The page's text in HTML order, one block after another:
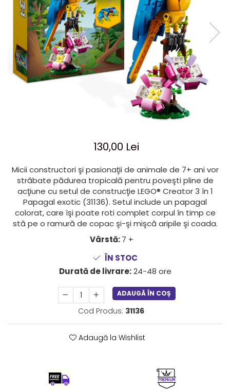
Jocuri cu dinozauri
Jucării de pluș
Jocuri educative pentru
școală/grădiniță
Agende
Cărţi de colorat, activități, apa
Accesorii diverse
LEGO Friends
LEGO Ninjago
LEGO Minecraft
LEGO DREAMZzz
LEGO Star Wars
LEGO Jurassic World
LEGO Sonic the Hedgehog
LEGO Wicked
LEGO Animal Crossing
LEGO Architecture
LEGO Speed Champions
130,00 Lei
Micii constructori şi pasionaţii de animale de 7+ ani vor
străbate pădurea tropicală pentru poveşti pline de
acţiune cu setul de construcţie LEGO® Creator 3 în 1
Papagal exotic (31136). Setul include un papagal
colorat, care îşi poate roti complet corpul în timp ce
stă pe o ramură de copac şi-şi mişcă aripile şi coada.
Vârstă:7 +
ÎN STOC
Durată de livrare:24-48 ore
ADAUGĂ ÎN COȘ
Cod Produs: 31136
Adaugă la Wishlist